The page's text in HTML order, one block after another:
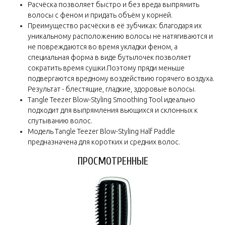
Расчёска позволяет быстро и без вреда выпрямить
волосы с феном и придать объём у корней.
Преимущество расчёски в её зубчиках: благодаря их
уникальному расположению волосы не натягиваются и
не повреждаются во время укладки феном, а
специальная форма в виде бутылочек позволяет
сократить время сушки.Поэтому пряди меньше
подвергаются вредному воздействию горячего воздуха.
Результат - блестящие, гладкие, здоровые волосы.
Tangle Teezer Blow-Styling Smoothing Tool идеально
подходит для выпрямления вьющихся и склонных к
спутыванию волос.
Модель Tangle Teezer Blow-Styling Half Paddle
предназначена для коротких и средних волос.
ПРОСМОТРЕННЫЕ